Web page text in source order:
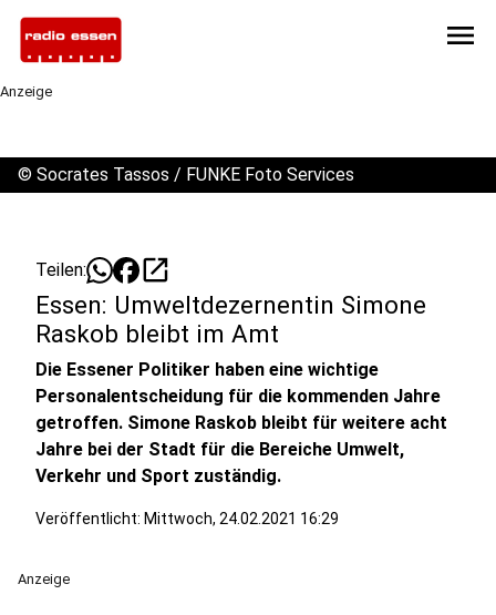
menu
Anzeige
© Socrates Tassos / FUNKE Foto Services
Teilen: open_in_new
Essen: Umweltdezernentin Simone
Raskob bleibt im Amt
Die Essener Politiker haben eine wichtige
Personalentscheidung für die kommenden Jahre
getroffen. Simone Raskob bleibt für weitere acht
Jahre bei der Stadt für die Bereiche Umwelt,
Verkehr und Sport zuständig.
Veröffentlicht: Mittwoch, 24.02.2021 16:29
Anzeige